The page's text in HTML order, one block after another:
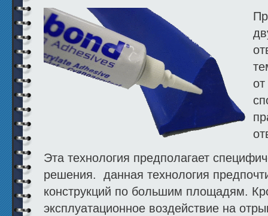
Эта технология предполагает
решения. данная технология
конструкций по большим площадям.
эксплуатационное воздействие на